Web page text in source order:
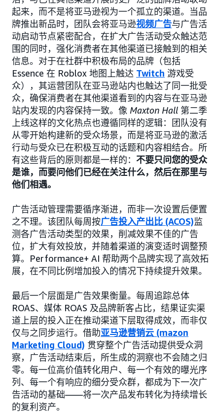
起来，而不是将亚马逊视为一个孤立的渠道。当品
牌推出新品时，团队会将亚马逊视频广告与广告活
动启动节点紧密配合，在扩大广告活动受众触达范
围的同时，强化消费者在其他渠道已接触到的相关
信息。对于在社群中积极布局的品牌（包括
Essence 在 Roblox 地图上触达 Twitch 游戏受
众），其运营团队在亚马逊站内也触达了同一批受
众，确保消费者在其他渠道看到的内容与在亚马逊
站内发现的内容保持一致。像 Maxton Hall 第二季
上线这样的文化热点也遵循同样的逻辑：团队没有
从零开始构建新的受众场景，而是将亚马逊的激活
行动与受众已在积极互动的话题和内容相结合。所
有这些背后的原则都是一样的： 不要只问您的受众
是谁，而要问他们已经在关注什么，然后在那里与
他们相遇。
广告活动管理需要循序渐进，而非一次设置后便置
之不理。该团队每周按广告投入产出比 (ACOS)监
测各广告活动类型的效果，削减效果不佳的广告
位，扩大有效投放，并随着渠道的演变适时调整预
算。Performance+ AI 帮助两个品牌实现了高效拓
展，在不同比例增加投入的情况下持续提升效果。
最后一个层面是广告效果衡量。每周追踪总体
ROAS、媒体 ROAS 及品牌新客占比，结果证实渠
道上层的投入正在推动渠道下层取得成效，而非仅
仅与之同步运行。借助亚马逊营销云 (mazon
Marketing Cloud) 贯穿整个广告活动提供受众洞
察，广告活动结束后，所生成的洞察也不会随之归
零。每一位高价值转化用户、每一个有效的曝光序
列、每一个有响应的细分受众群，都成为下一次广
告活动的基础——将一次产品发布转化为持续增长
的复利资产。